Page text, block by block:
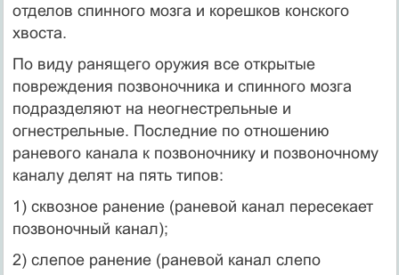
отделов спинного мозга и корешков конского
хвоста.
По виду ранящего оружия все открытые
повреждения позвоночника и спинного мозга
подразделяют на неогнестрельные и
огнестрельные. Последние по отношению
раневого канала к позвоночнику и позвоночному
каналу делят на пять типов:
1) сквозное ранение (раневой канал пересекает
позвоночный канал);
2) слепое ранение (раневой канал слепо